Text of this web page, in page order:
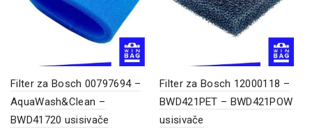
Filter za Bosch 00797694 –
AquaWash&Clean –
BWD41720 usisivače
Filter za Bosch 12000118 –
BWD421PET – BWD421POW
usisivače